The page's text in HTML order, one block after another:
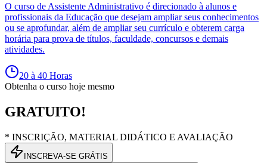
O curso de Assistente Administrativo é direcionado à alunos e
profissionais da Educação que desejam ampliar seus conhecimentos
ou se aprofundar, além de ampliar seu currículo e obterem carga
horária para prova de títulos, faculdade, concursos e demais
atividades.
20 à 40 Horas
Obtenha o curso hoje mesmo
GRATUITO!
* INSCRIÇÃO, MATERIAL DIDÁTICO E AVALIAÇÃO
INSCREVA-SE GRÁTIS